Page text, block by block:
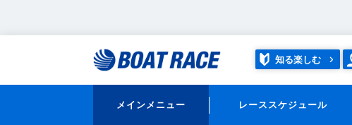
知る楽しむ
メインメニュー レーススケジュール